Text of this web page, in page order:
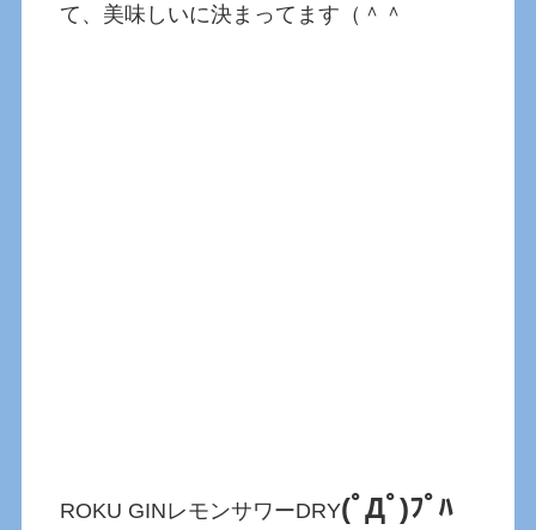
て、美味しいに決まってます（＾＾
ROKU GINレモンサワーDRY(ﾟДﾟ)ﾌﾟﾊ